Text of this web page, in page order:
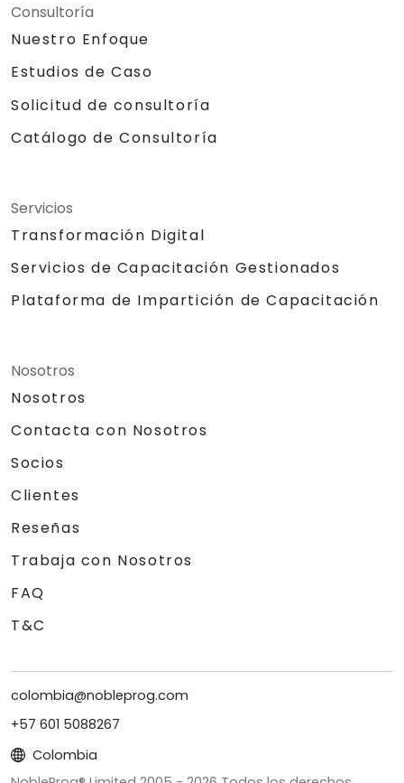
Consultoría
Nuestro Enfoque
Estudios de Caso
Solicitud de consultoría
Catálogo de Consultoría
Servicios
Transformación Digital
Servicios de Capacitación Gestionados
Plataforma de Impartición de Capacitación
Nosotros
Nosotros
Contacta con Nosotros
Socios
Clientes
Reseñas
Trabaja con Nosotros
FAQ
T&C
colombia@nobleprog.com
+57 601 5088267
Colombia